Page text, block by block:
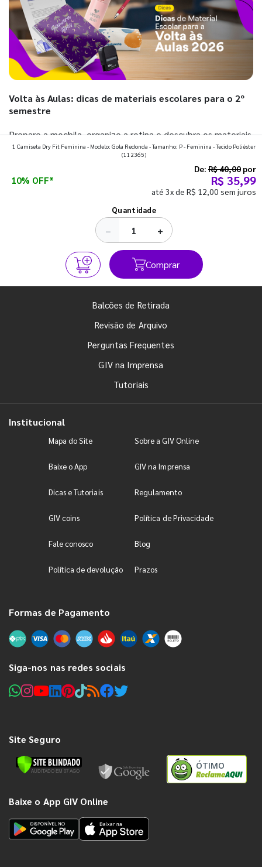
Volta às Aulas: dicas de materiais escolares para o 2º
semestre
Prepare a mochila, organize a rotina e descubra os materiais
que fazem toda diferença para começar o segundo
1 Camiseta Dry Fit Feminina - Modelo: Gola Redonda - Tamanho: P - Feminina - Tecido Poliéster
(112365)
10% OFF*
De: R$ 40,00 por
R$ 35,99
até 3x de R$ 12,00 sem juros
Quantidade
− +
Comprar
Balcões de Retirada
Revisão de Arquivo
Perguntas Frequentes
GIV na Imprensa
Tutoriais
Institucional
Mapa do Site Sobre a GIV Online
Baixe o App GIV na Imprensa
Dicas e Tutoriais Regulamento
GIV coins Política de Privacidade
Fale conosco Blog
Política de devolução Prazos
Formas de Pagamento
Siga-nos nas redes sociais
Site Seguro
ÓTIMO
Baixe o App GIV Online